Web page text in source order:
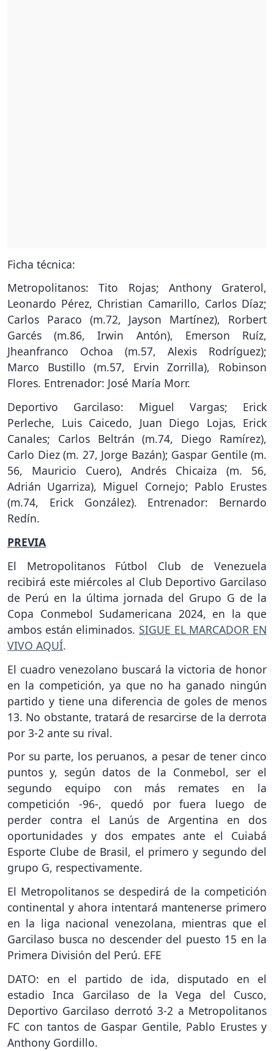
Ficha técnica:
Metropolitanos: Tito Rojas; Anthony Graterol,
Leonardo Pérez, Christian Camarillo, Carlos Díaz;
Carlos Paraco (m.72, Jayson Martínez), Rorbert
Garcés (m.86, Irwin Antón), Emerson Ruíz,
Jheanfranco Ochoa (m.57, Alexis Rodríguez);
Marco Bustillo (m.57, Ervin Zorrilla), Robinson
Flores. Entrenador: José María Morr.
Deportivo Garcilaso: Miguel Vargas; Erick
Perleche, Luis Caicedo, Juan Diego Lojas, Erick
Canales; Carlos Beltrán (m.74, Diego Ramírez),
Carlo Diez (m. 27, Jorge Bazán); Gaspar Gentile (m.
56, Mauricio Cuero), Andrés Chicaiza (m. 56,
Adrián Ugarriza), Miguel Cornejo; Pablo Erustes
(m.74, Erick González). Entrenador: Bernardo
Redín.
PREVIA
El Metropolitanos Fútbol Club de Venezuela
recibirá este miércoles al Club Deportivo Garcilaso
de Perú en la última jornada del Grupo G de la
Copa Conmebol Sudamericana 2024, en la que
ambos están eliminados. SIGUE EL MARCADOR EN
VIVO AQUÍ.
El cuadro venezolano buscará la victoria de honor
en la competición, ya que no ha ganado ningún
partido y tiene una diferencia de goles de menos
13. No obstante, tratará de resarcirse de la derrota
por 3-2 ante su rival.
Por su parte, los peruanos, a pesar de tener cinco
puntos y, según datos de la Conmebol, ser el
segundo equipo con más remates en la
competición -96-, quedó por fuera luego de
perder contra el Lanús de Argentina en dos
oportunidades y dos empates ante el Cuiabá
Esporte Clube de Brasil, el primero y segundo del
grupo G, respectivamente.
El Metropolitanos se despedirá de la competición
continental y ahora intentará mantenerse primero
en la liga nacional venezolana, mientras que el
Garcilaso busca no descender del puesto 15 en la
Primera División del Perú. EFE
DATO: en el partido de ida, disputado en el
estadio Inca Garcilaso de la Vega del Cusco,
Deportivo Garcilaso derrotó 3-2 a Metropolitanos
FC con tantos de Gaspar Gentile, Pablo Erustes y
Anthony Gordillo.